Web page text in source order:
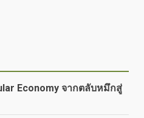
Economy จากตลับหมึกสู่